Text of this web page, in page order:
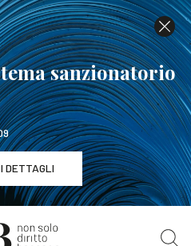
sanzionatorio
DETTAGLI
Ottobre